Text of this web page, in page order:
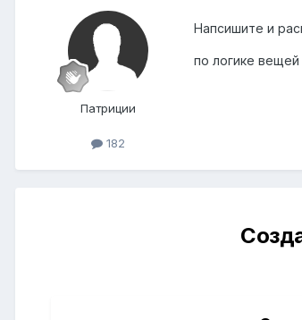
Патриции
182
Напсишите и
по логике